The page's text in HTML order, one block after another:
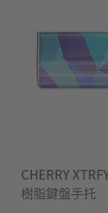
CHERRY
樹脂鍵盤手托